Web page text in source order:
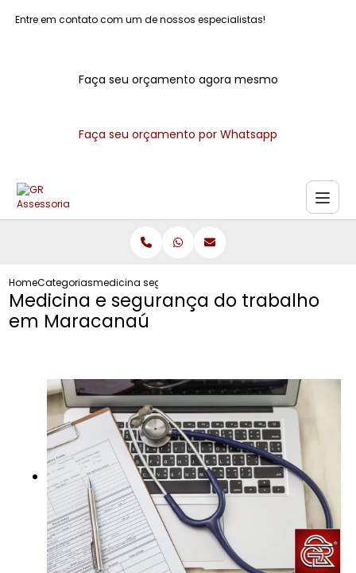
Entre em contato com um de nossos especialistas!
Faça seu orçamento agora mesmo
Faça seu orçamento por Whatsapp
HomeCategoriasmedicina seguranca do trabalho maracanau
Medicina e segurança do trabalho
em Maracanaú